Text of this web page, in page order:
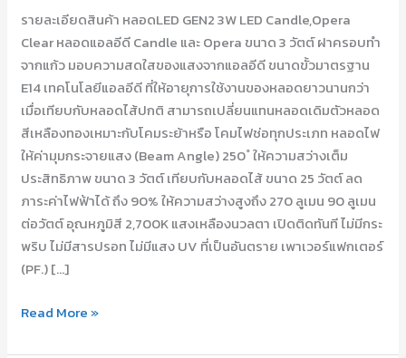
รายละเอียดสินค้า หลอดLED GEN2 3W LED Candle,Opera
Clear หลอดแอลอีดี Candle และ Opera ขนาด 3 วัตต์ ฝาครอบทำ
จากแก้ว มอบความสดใสของแสงจากแอลอีดี ขนาดขั้วมาตรฐาน
E14 เทคโนโลยีแอลอีดี ที่ให้อายุการใช้งานของหลอดยาวนานกว่า
เมื่อเทียบกับหลอดไส้ปกติ สามารถเปลี่ยนแทนหลอดเดิมตัวหลอด
สีเหลืองทองเหมาะกับโคมระย้าหรือ โคมไฟช่อทุกประเภท หลอดไฟ
ให้ค่ามุมกระจายแสง (Beam Angle) 250 ํ ให้ความสว่างเต็ม
ประสิทธิภาพ ขนาด 3 วัตต์ เทียบกับหลอดไส้ ขนาด 25 วัตต์ ลด
ภาระค่าไฟฟ้าได้ ถึง 90% ให้ความสว่างสูงถึง 270 ลูเมน 90 ลูเมน
ต่อวัตต์ อุณหภูมิสี 2,700K แสงเหลืองนวลตา เปิดติดทันที ไม่มีกระ
พริบ ไม่มีสารปรอท ไม่มีแสง UV ที่เป็นอันตราย เพาเวอร์แฟกเตอร์
(PF.) […]
Read More »